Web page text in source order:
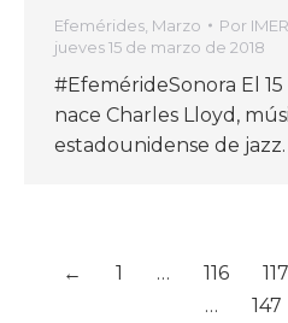
Efemérides Marzo Por IMER
jueves 15 de marzo de 2018
#EfemérideSonora El
nace Charles Lloyd,
estadounidense de jazz.
← 1 … 116 117
…
147